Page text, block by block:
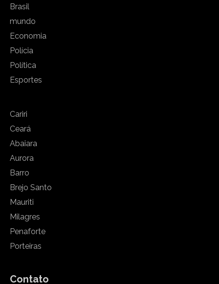
Brasil
mundo
Economia
Polícia
Política
Esportes
Cariri
Ceará
Abaiara
Aurora
Barro
Brejo Santo
Mauriti
Milagres
Penaforte
Porteiras
Contato